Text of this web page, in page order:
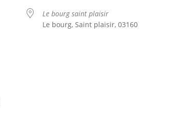
Le bourg saint plaisir
Le bourg, Saint plaisir, 03160